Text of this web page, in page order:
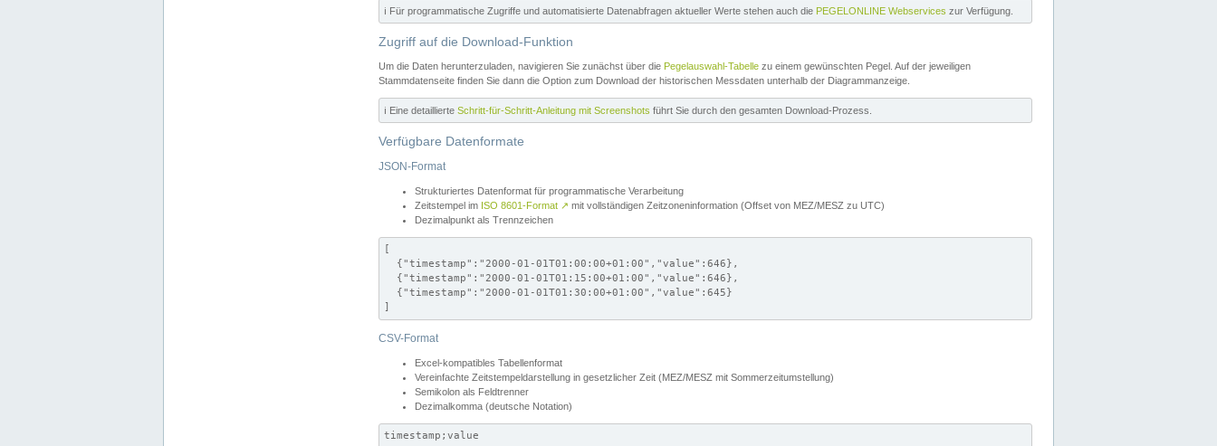
ℹ️ Für programmatische Zugriffe und automatisierte Datenabfragen aktueller Werte stehen auch die PEGELONLINE Webservices zur Verfügung.
Zugriff auf die Download-Funktion
Um die Daten herunterzuladen, navigieren Sie zunächst über die Pegelauswahl-Tabelle zu einem gewünschten Pegel. Auf der jeweiligen
Stammdatenseite finden Sie dann die Option zum Download der historischen Messdaten unterhalb der Diagrammanzeige.
ℹ️ Eine detaillierte Schritt-für-Schritt-Anleitung mit Screenshots führt Sie durch den gesamten Download-Prozess.
Verfügbare Datenformate
JSON-Format
Strukturiertes Datenformat für programmatische Verarbeitung
Zeitstempel im ISO 8601-Format ↗ mit vollständigen Zeitzoneninformation (Offset von MEZ/MESZ zu UTC)
Dezimalpunkt als Trennzeichen
[
  {"timestamp":"2000-01-01T01:00:00+01:00","value":646},
  {"timestamp":"2000-01-01T01:15:00+01:00","value":646},
  {"timestamp":"2000-01-01T01:30:00+01:00","value":645}
]
CSV-Format
Excel-kompatibles Tabellenformat
Vereinfachte Zeitstempeldarstellung in gesetzlicher Zeit (MEZ/MESZ mit Sommerzeitumstellung)
Semikolon als Feldtrenner
Dezimalkomma (deutsche Notation)
timestamp;value